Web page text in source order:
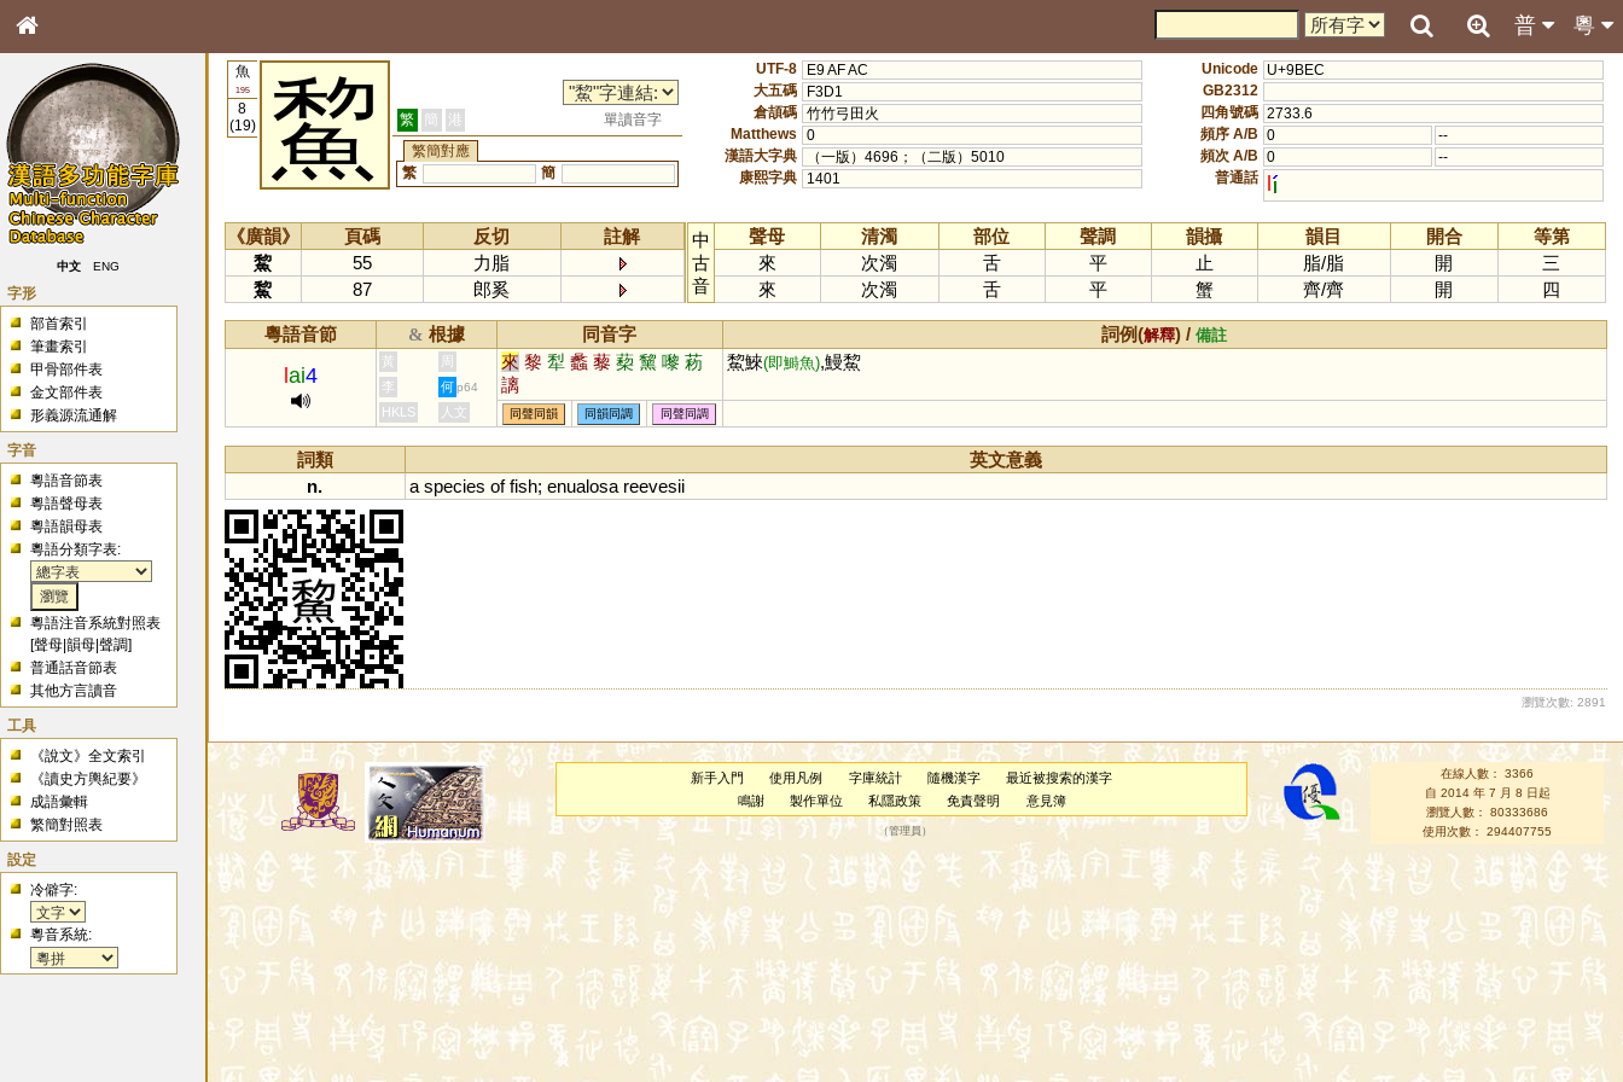
粵
普
中文 ENG
字形
部首索引
筆畫索引
甲骨部件表
金文部件表
形義源流通解
字音
粵語音節表
粵語聲母表
粵語韻母表
粵語分類字表:
粵語注音系統對照表
[聲母 |韻母 |聲調]
普通話音節表
其他方言讀音
工具
《說文》全文索引
《讀史方輿紀要》
成語彙輯
繁簡對照表
設定
冷僻字:
粵音系統:
魚
195
8
(19)
鯬 繁 簡 港
單讀音字
繁簡對應
繁
簡
UTF-8
E9 AF AC
大五碼
F3D1
倉頡碼 竹竹弓田火
Matthews
0
漢語大字典
（一版）4696；（二版）5010
康熙字典
1401
Unicode U+9BEC
GB2312
四角號碼 2733.6
頻序 A/B 0
--
頻次 A/B 0
--
普通話 l
《廣韻》 頁碼 反切
註解
鯬
55
力脂
鯬
87 郎奚
中
古
音
聲母 清濁 部位 聲調 韻攝 韻目 開合
等第
來
次濁 舌 平 止 脂/脂 開
三
來
次濁 舌 平 蟹 齊/齊 開 四
粵語音節 & 根據 同音字 詞例(解釋) /備註
ai4
黃 周 來 黎 犁 蠡 藜 蔾 黧 嚟 菞
謧
鯬鯠(即鰣魚),鰻鯬
李 何 p64
HKLS 人文 同聲同韻 同韻同調 同聲同調
詞類
英文意義
n.
a species of fish; enualosa reevesii
瀏覽次數: 2891
新手入門 使用凡例 字庫統計 隨機漢字
最近被搜索的漢字
鳴謝
製作單位 私隱政策 免責聲明 意見簿
（管理員 ）
在線人數： 3366
自 2014 年 7 月 8 日起
瀏覽人數： 80333686
使用次數： 294407755